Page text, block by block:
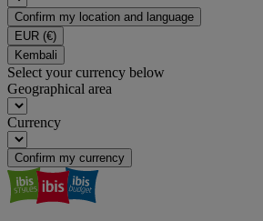
Confirm my location and language
EUR (€)
Kembali
Select your currency below
Geographical area
Currency
Confirm my currency